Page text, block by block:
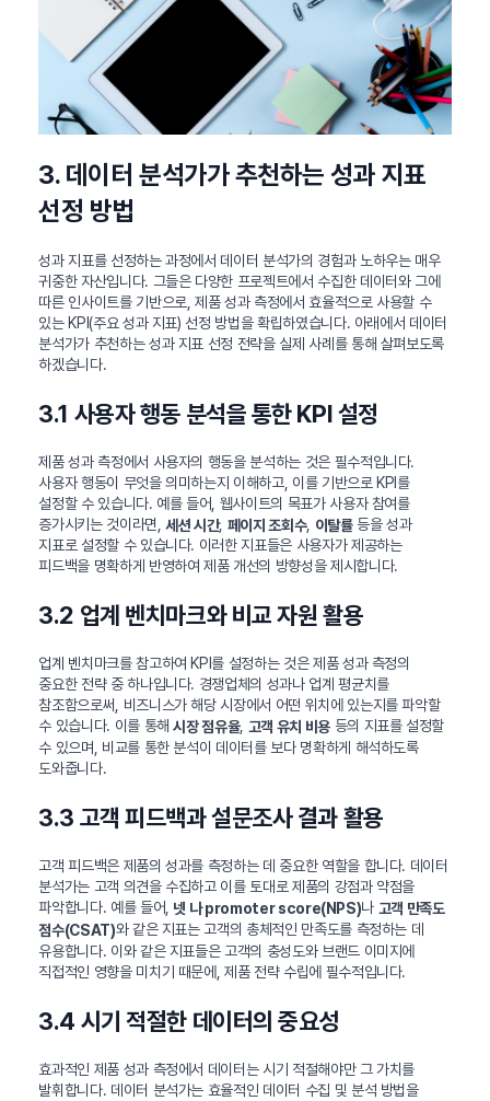
3. 데이터 분석가가 추천하는 성과 지표
선정 방법
성과 지표를 선정하는 과정에서 데이터 분석가의 경험과 노하우는 매우
귀중한 자산입니다. 그들은 다양한 프로젝트에서 수집한 데이터와 그에
따른 인사이트를 기반으로, 제품 성과 측정에서 효율적으로 사용할 수
있는 KPI(주요 성과 지표) 선정 방법을 확립하였습니다. 아래에서 데이터
분석가가 추천하는 성과 지표 선정 전략을 실제 사례를 통해 살펴보도록
하겠습니다.
3.1 사용자 행동 분석을 통한 KPI 설정
제품 성과 측정에서 사용자의 행동을 분석하는 것은 필수적입니다.
사용자 행동이 무엇을 의미하는지 이해하고, 이를 기반으로 KPI를
설정할 수 있습니다. 예를 들어, 웹사이트의 목표가 사용자 참여를
증가시키는 것이라면,세션 시간, 페이지 조회수, 이탈률등을 성과
지표로 설정할 수 있습니다. 이러한 지표들은 사용자가 제공하는
피드백을 명확하게 반영하여 제품 개선의 방향성을 제시합니다.
3.2 업계 벤치마크와 비교 자원 활용
업계 벤치마크를 참고하여 KPI를 설정하는 것은 제품 성과 측정의
중요한 전략 중 하나입니다. 경쟁업체의 성과나 업계 평균치를
참조함으로써, 비즈니스가 해당 시장에서 어떤 위치에 있는지를 파악할
수 있습니다. 이를 통해시장 점유율, 고객 유치 비용등의 지표를 설정할
수 있으며, 비교를 통한 분석이 데이터를 보다 명확하게 해석하도록
도와줍니다.
3.3 고객 피드백과 설문조사 결과 활용
고객 피드백은 제품의 성과를 측정하는 데 중요한 역할을 합니다. 데이터
분석가는 고객 의견을 수집하고 이를 토대로 제품의 강점과 약점을
파악합니다. 예를 들어, 넷 나 promoter score(NPS)나 고객 만족도
점수(CSAT)와 같은 지표는 고객의 총체적인 만족도를 측정하는 데
유용합니다. 이와 같은 지표들은 고객의 충성도와 브랜드 이미지에
직접적인 영향을 미치기 때문에, 제품 전략 수립에 필수적입니다.
3.4 시기 적절한 데이터의 중요성
효과적인 제품 성과 측정에서 데이터는 시기 적절해야만 그 가치를
발휘합니다. 데이터 분석가는 효율적인 데이터 수집 및 분석 방법을